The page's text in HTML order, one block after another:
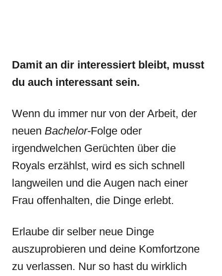
Damit an dir interessiert bleibt, musst
du auch interessant sein.
Wenn du immer nur von der Arbeit, der
neuen Bachelor-Folge oder
irgendwelchen Gerüchten über die
Royals erzählst, wird es sich schnell
langweilen und die Augen nach einer
Frau offenhalten, die Dinge erlebt.
Erlaube dir selber neue Dinge
auszuprobieren und deine Komfortzone
zu verlassen. Nur so hast du wirklich